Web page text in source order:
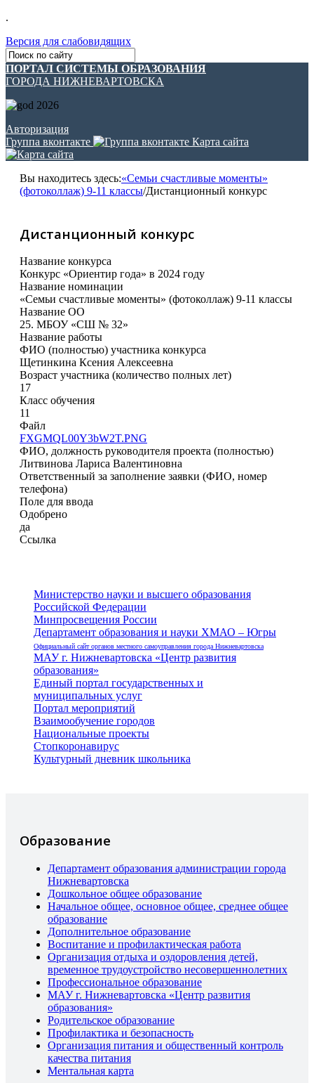
.
Версия для слабовидящих
ПОРТАЛ СИСТЕМЫ ОБРАЗОВАНИЯ
ГОРОДА НИЖНЕВАРТОВСКА
Авторизация
Группа вконтакте
Карта сайта
Вы находитесь здесь:«Семьи счастливые моменты»
(фотоколлаж) 9-11 классы/Дистанционный конкурс
Дистанционный конкурс
Название конкурса
Конкурс «Ориентир года» в 2024 году
Название номинации
«Семьи счастливые моменты» (фотоколлаж) 9-11 классы
Название ОО
25. МБОУ «СШ № 32»
Название работы
ФИО (полностью) участника конкурса
Щетинкина Ксения Алексеевна
Возраст участника (количество полных лет)
17
Класс обучения
11
Файл
FXGMQL00Y3bW2T.PNG
ФИО, должность руководителя проекта (полностью)
Литвинова Лариса Валентиновна
Ответственный за заполнение заявки (ФИО, номер
телефона)
Поле для ввода
Одобрено
да
Ссылка
Министерство науки и высшего образования
Российской Федерации
Минпросвещения России
Департамент образования и науки ХМАО – Югры
Официальный сайт органов местного самоуправления города Нижневартовска
МАУ г. Нижневартовска «Центр развития
образования»
Единый портал государственных и
муниципальных услуг
Портал мероприятий
Взаимообучение городов
Национальные проекты
Стопкоронавирус
Культурный дневник школьника
Образование
Департамент образования администрации города
Нижневартовска
Дошкольное общее образование
Начальное общее, основное общее, среднее общее
образование
Дополнительное образование
Воспитание и профилактическая работа
Организация отдыха и оздоровления детей,
временное трудоустройство несовершеннолетних
Профессиональное образование
МАУ г. Нижневартовска «Центр развития
образования»
Родительское образование
Профилактика и безопасность
Организация питания и общественный контроль
качества питания
Ментальная карта